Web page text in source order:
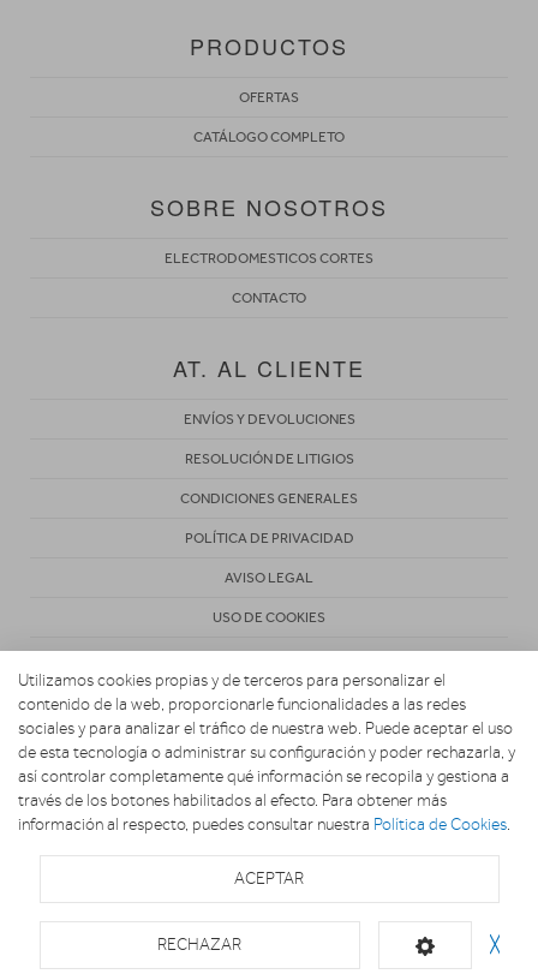
PRODUCTOS
OFERTAS
CATÁLOGO COMPLETO
SOBRE NOSOTROS
ELECTRODOMESTICOS CORTES
CONTACTO
AT. AL CLIENTE
ENVÍOS Y DEVOLUCIONES
RESOLUCIÓN DE LITIGIOS
CONDICIONES GENERALES
POLÍTICA DE PRIVACIDAD
AVISO LEGAL
USO DE COOKIES
Copyright 2026. ELECTRODOMESTICOS CORTES
Utilizamos cookies propias y de terceros para personalizar el
contenido de la web, proporcionarle funcionalidades a las redes
sociales y para analizar el tráfico de nuestra web. Puede aceptar el uso
de esta tecnología o administrar su configuración y poder rechazarla, y
así controlar completamente qué información se recopila y gestiona a
través de los botones habilitados al efecto. Para obtener más
información al respecto, puedes consultar nuestra Política de Cookies.
ACEPTAR
RECHAZAR ╳